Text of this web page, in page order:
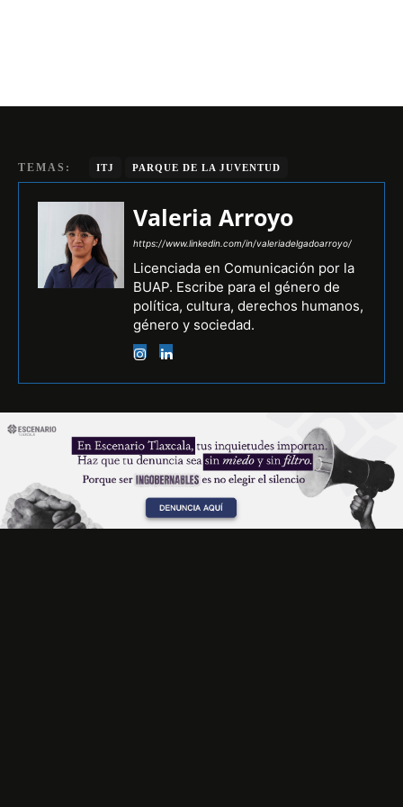
TEMAS: ITJ PARQUE DE LA JUVENTUD
Valeria Arroyo
https://www.linkedin.com/in/valeriadelgadoarroyo/
Licenciada en Comunicación por la
BUAP. Escribe para el género de
política, cultura, derechos humanos,
género y sociedad.